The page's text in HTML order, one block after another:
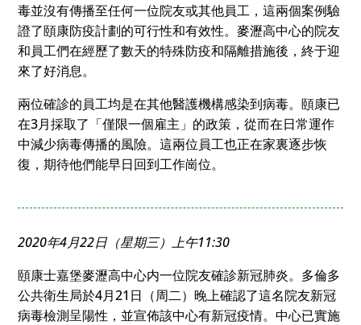
毒並沒有傳播至任何一位院友或其他員工，這兩個案例驗
證了頤康防疫計劃的可行性和有效性。麥瀝高中心的院友
和員工們在經歷了數天的特殊防疫和隔離措施後，終于迎
來了好消息。
兩位確診的員工均是在其他醫護機構感染到病毒。頤康已
在3月採取了「僅限一個雇主」的政策，從而在日常運作
中減少病毒傳播的風險。這兩位員工也正在家裏逐步恢
復，期待他們能早日回到工作崗位。
2020年4月22日（星期三）上午11:30
頤康士嘉堡麥瀝高中心内一位院友確診新冠肺炎。多倫多
公共衛生局於4月21日（周二）晚上確認了這名院友新冠
病毒檢測呈陽性，並宣佈該中心有新冠疫情。中心已實施